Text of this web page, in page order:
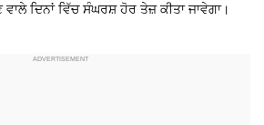
ਦਿਨਾਂ ਵਿੱਚ ਸੰਘਰਸ਼ ਹੋਰ ਤੇਜ਼ ਕੀਤਾ ਜਾਵੇਗਾ।